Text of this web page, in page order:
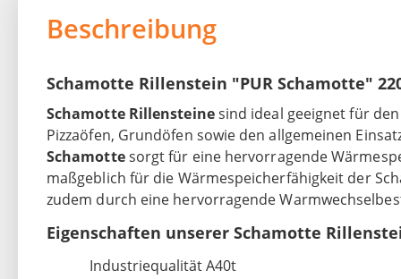
Beschreibung
Schamotte Rillenstein "PUR Schamotte"
Schamotte Rillensteinesind ideal geeignet für
Pizzaöfen, Grundöfen sowie den allgemeinen
Schamottesorgt für eine hervorragende
maßgeblich für die Wärmespeicherfähigkeit der
zudem durch eine hervorragende
Eigenschaften unserer Schamotte
Industriequalität A40t